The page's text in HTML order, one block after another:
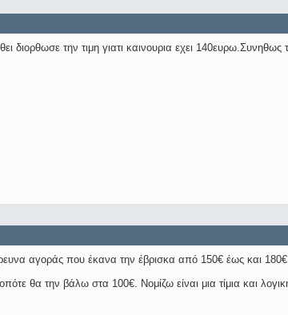
διορθωσε την τιμη γιατι καινουρια εχει 140ευρω.Συνηθως
αγοράς που έκανα την έβρισκα από 150€ έως και 180€
θα την βάλω στα 100€. Νομίζω είναι μια τίμια και